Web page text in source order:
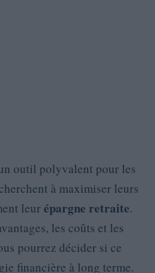
outil polyvalent pour les
à maximiser leurs
leurépargne retraite.
les coûts et les
pourrez décider si ce
financière à long terme.